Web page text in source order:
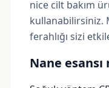
nice cilt bakım
kullanabilirsiniz.
ferahlığı sizi
Nane esansı